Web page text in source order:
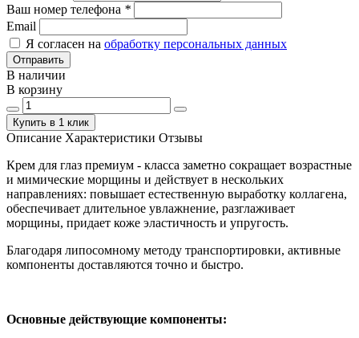
Ваш номер телефона *
Email
Я согласен на обработку персональных данных
Отправить
В наличии
В корзину
Купить в 1 клик
Описание Характеристики Отзывы
Крем для глаз премиум - класса заметно сокращает возрастные
и мимические морщины и действует в нескольких
направлениях: повышает естественную выработку коллагена,
обеспечивает длительное увлажнение, разглаживает
морщины, придает коже эластичность и упругость.
Благодаря липосомному методу транспортировки, активные
компоненты доставляются точно и быстро.
Основные действующие компоненты: